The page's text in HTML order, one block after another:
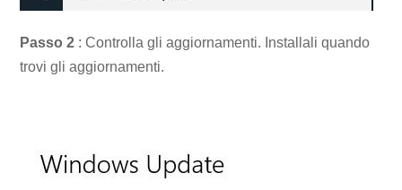
Passo 2 : Controlla gli aggiornamenti. Installali quando
trovi gli aggiornamenti.